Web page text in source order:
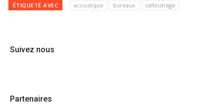
ÉTIQUETÉ AVEC acoustique bureaux calfeutrage
Suivez nous
Partenaires